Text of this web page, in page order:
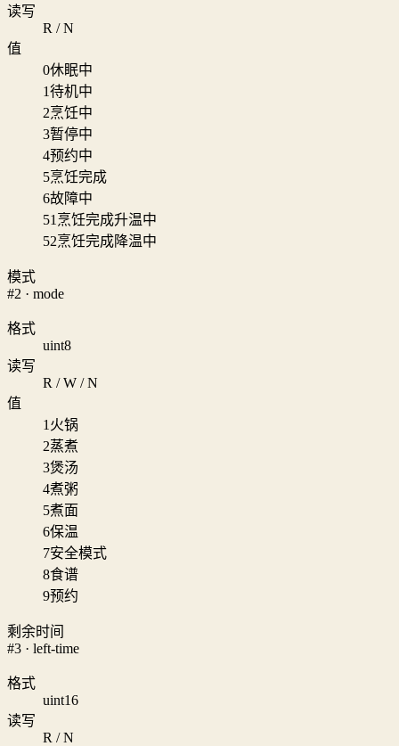
读写
R / N
值
0休眠中
1待机中
2烹饪中
3暂停中
4预约中
5烹饪完成
6故障中
51 烹饪完成升温中
52烹饪完成降温中
模式
#2 · mode
格式
uint8
读写
R / W / N
值
1 火锅
2蒸煮
3煲汤
4煮粥
5煮面
6保温
7安全模式
8食谱
9预约
剩余时间
#3 · left-time
格式
uint16
读写
R / N